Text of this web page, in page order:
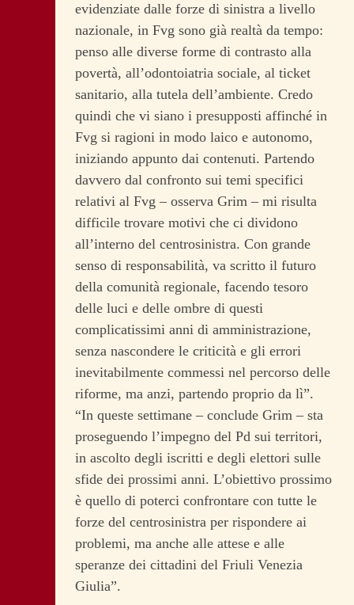
evidenziate dalle forze di sinistra a livello
nazionale, in Fvg sono già realtà da tempo:
penso alle diverse forme di contrasto alla
povertà, all’odontoiatria sociale, al ticket
sanitario, alla tutela dell’ambiente. Credo
quindi che vi siano i presupposti affinché in
Fvg si ragioni in modo laico e autonomo,
iniziando appunto dai contenuti. Partendo
davvero dal confronto sui temi specifici
relativi al Fvg – osserva Grim – mi risulta
difficile trovare motivi che ci dividono
all’interno del centrosinistra. Con grande
senso di responsabilità, va scritto il futuro
della comunità regionale, facendo tesoro
delle luci e delle ombre di questi
complicatissimi anni di amministrazione,
senza nascondere le criticità e gli errori
inevitabilmente commessi nel percorso delle
riforme, ma anzi, partendo proprio da lì”.
“In queste settimane – conclude Grim – sta
proseguendo l’impegno del Pd sui territori,
in ascolto degli iscritti e degli elettori sulle
sfide dei prossimi anni. L’obiettivo prossimo
è quello di poterci confrontare con tutte le
forze del centrosinistra per rispondere ai
problemi, ma anche alle attese e alle
speranze dei cittadini del Friuli Venezia
Giulia”.